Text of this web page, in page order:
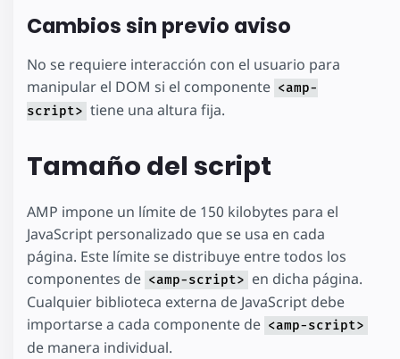
Cambios sin previo aviso
No se requiere interacción con el usuario para
manipular el DOM si el componente <amp-
script> tiene una altura fija.
Tamaño del script
AMP impone un límite de 150 kilobytes para el
JavaScript personalizado que se usa en cada
página. Este límite se distribuye entre todos los
componentes de <amp-script> en dicha página.
Cualquier biblioteca externa de JavaScript debe
importarse a cada componente de <amp-script>
de manera individual.